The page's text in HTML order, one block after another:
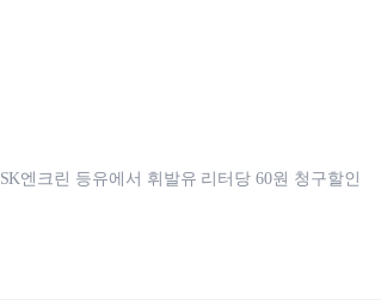
엔크린 등유에서 휘발유 리터당 60원 청구할인